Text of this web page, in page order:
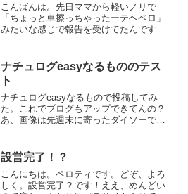
こんばんは。先日ママから軽いノリで
「ちょっと車擦っちゃったーテヘペロ」
みたいな感じで報告を受けてたんです
てしまったペロティです。どぞ、よろし
く。いや、ウソです、テヘペロ...
ナチュログeasyなるもののテス
ト
ナチュログeasyなるもので投稿してみ
た。これでブログもアップできてんの？
あ、画像は先週末に寄ったダイソーで久
真撮って、追加で３つ買っちゃいまし
た。張り網の夜間表示に...
設営完了！？
こんにちは。ペロティです。どぞ、よろ
しく。設営完了？です！ええ、めんどい